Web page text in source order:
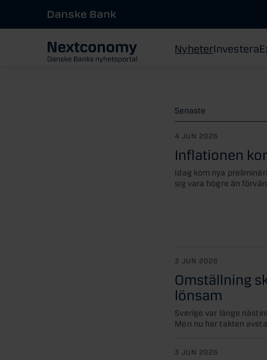
NyheterInvestera
Senaste
4 JUN 2026
Inflationen
Idag kom nya
sig vara högre än
3 JUN 2026
Omställning
lönsam
Sverige var länge
Men nu har takten
3 JUN 2026